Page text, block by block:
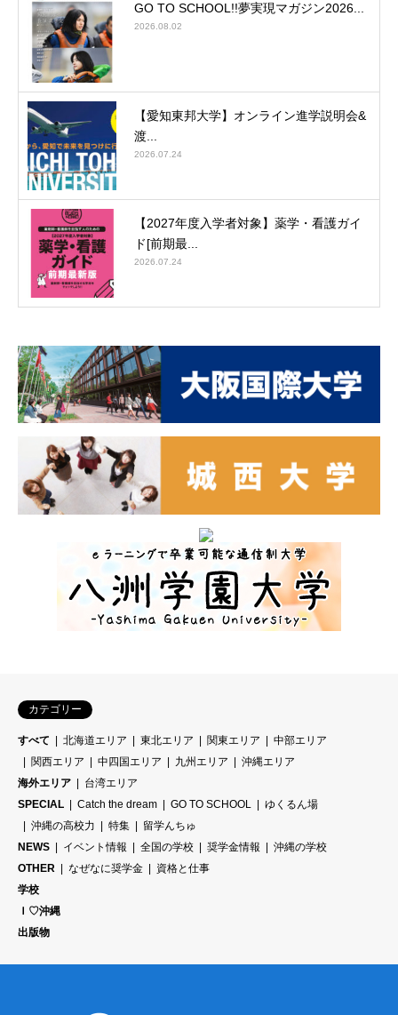
GO TO SCHOOL!!夢実現マガジン2026...
2026.08.02
【愛知東邦大学】オンライン進学説明会&
渡...
2026.07.24
【2027年度入学者対象】薬学・看護ガイ
ド[前期最...
2026.07.24
カテゴリー
すべて 北海道エリア 東北エリア 関東エリア
中部エリア
関西エリア
中四国エリア 九州エリア
沖縄エリア
海外エリア
台湾エリア
SPECIAL
Catch the dream GO TO SCHOOL
ゆくるん場
沖縄の高校力
特集
留学んちゅ
NEWS
イベント情報 全国の学校 奨学金情報
沖縄の学校
OTHER
なぜなに奨学金
資格と仕事
学校
Ｉ♡沖縄
出版物